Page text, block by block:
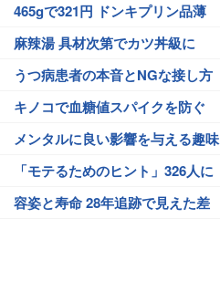
465gで321円 ドンキプリン品薄
麻辣湯 具材次第でカツ丼級に
うつ病患者の本音とNGな接し方
キノコで血糖値スパイクを防ぐ
メンタルに良い影響を与える趣味
「モテるためのヒント」326人に
容姿と寿命 28年追跡で見えた差